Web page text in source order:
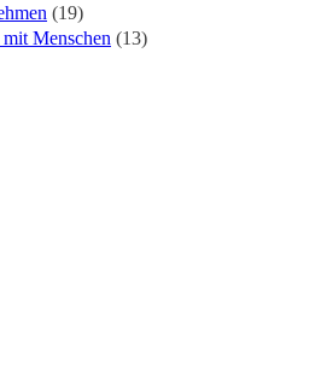
(19)
Menschen (13)